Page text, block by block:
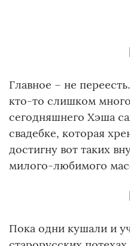
Главное – не
кто-то слишком
сегодняшнего Хэша
свадебке, которая
достигну вот таких
милого-любимого
Пока одни кушали и